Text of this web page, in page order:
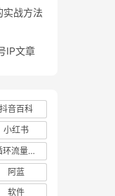
实战方法
IP文章
抖音百科
小红书
循环流量实验室
阿蓝
软件